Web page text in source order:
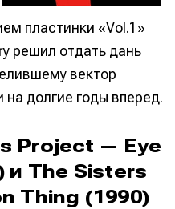
пластинки «Vol.1»
решил отдать дань
вектор
долгие годы вперед.
Project — Eye
и The Sisters
Thing (1990)